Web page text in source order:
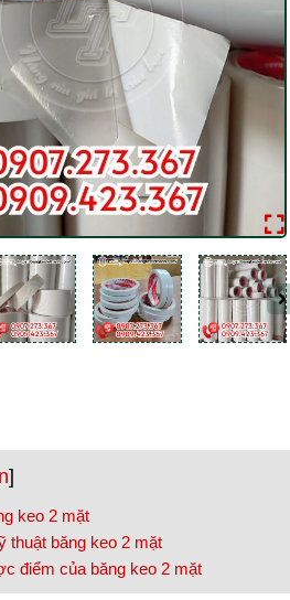
]
keo 2 mặt
thuật băng keo 2 mặt
điểm của băng keo 2 mặt